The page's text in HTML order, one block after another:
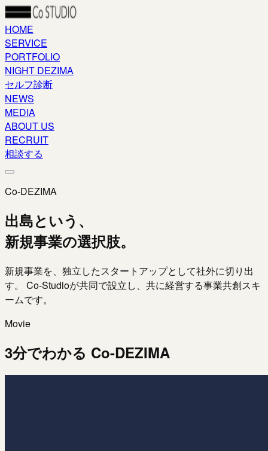
HOME
SERVICE
PORTFOLIO
NIGHT DEZIMA
セルフ診断
NEWS
MEDIA
ABOUT US
RECRUIT
相談する
Co-DEZIMA
出島という、
新規事業の選択肢。
新規事業を、独立したスタートアップとして社外に切り出
す。 Co-Studioが共同で設立し、共に経営する事業共創スキ
ームです。
Movie
3分でわかる Co-DEZIMA